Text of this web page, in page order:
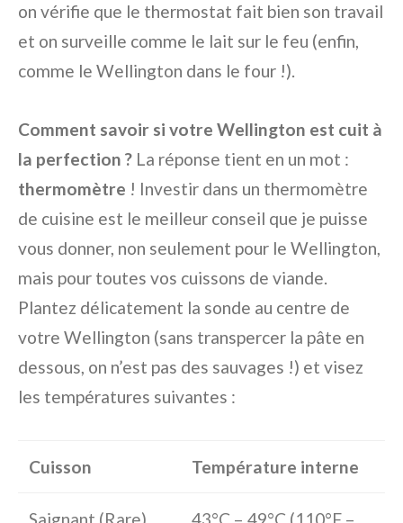
on vérifie que le thermostat fait bien son travail
et on surveille comme le lait sur le feu (enfin,
comme le Wellington dans le four !).
Comment savoir si votre Wellington est cuit à
la perfection ? La réponse tient en un mot :
thermomètre ! Investir dans un thermomètre
de cuisine est le meilleur conseil que je puisse
vous donner, non seulement pour le Wellington,
mais pour toutes vos cuissons de viande.
Plantez délicatement la sonde au centre de
votre Wellington (sans transpercer la pâte en
dessous, on n’est pas des sauvages !) et visez
les températures suivantes :
Cuisson Température interne